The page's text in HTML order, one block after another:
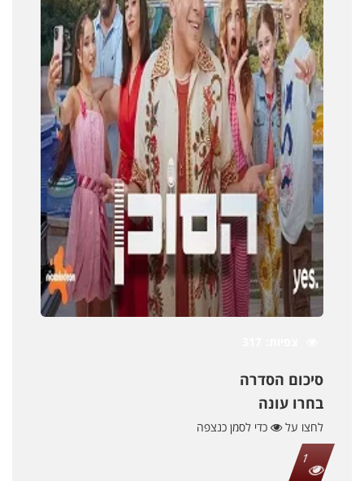
סיכום הסדרה
בחרו עונה
לחצו על
כדי לסמן כנצפה
1